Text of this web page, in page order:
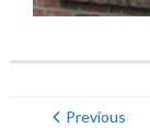
Previous